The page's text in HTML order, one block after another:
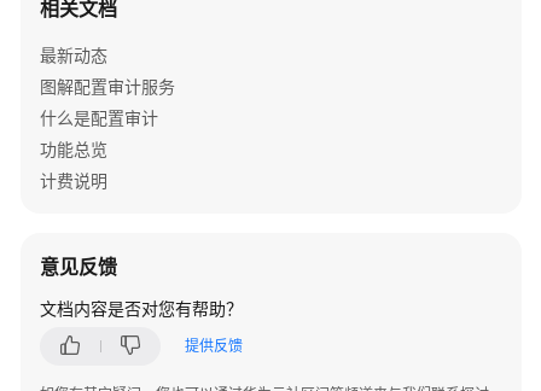
规
规
查
看
不
资
合
相关文档
最新动态
图解配置审计服务
什么是配置审计
功能总览
计费说明
意见反馈
文档内容是否对您有帮助？
提供反馈